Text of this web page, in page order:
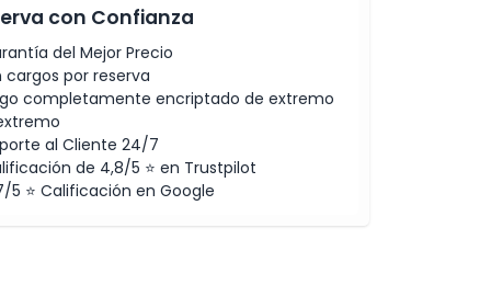
con Confianza
del Mejor Precio
cargos por reserva
completamente encriptado de extremo
al Cliente 24/7
de 4,8/5 ⭐ en Trustpilot
5 ⭐ Calificación en Google